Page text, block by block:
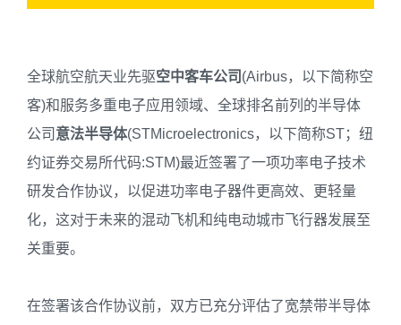
全球航空航天业先驱空中客车公司 (Airbus，以下简称空
客)和服务多重电子应用领域、全球排名前列的半导体
公司 意法半导体(STMicroelectronics，以下简称ST；纽
约证券交易所代码:STM)最近签署了一项功率电子技术
研发合作协议，以促进功率电子器件更高效、更轻量
化，这对于未来的混动飞机和纯电动城市飞行器发展至
关重要。
在签署该合作协议前，双方已充分评估了宽禁带半导体